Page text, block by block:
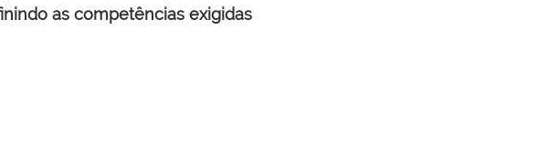
as competências exigidas